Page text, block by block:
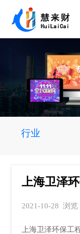
行业
上海卫泽
2021-10-28 浏览
上海卫泽环保工